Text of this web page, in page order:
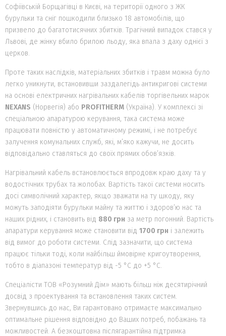
Софіївській Борщагівці в Києві, на території одного з ЖК
бурульки та сніг пошкодили близько 18 автомобілів, що
призвело до багатотисячних збитків. Трагічний випадок стався у
Львові, де жінку вбило брилою льоду, яка впала з даху однієї з
церков.
Проте таких наслідків, матеріальних збитків і травм можна було
легко уникнути, встановивши заздалегідь антикригові системи
на основі електричних нагрівальних кабелів торгівельних марок
NEXANS (Норвегія) або PROFITHERM (Україна). У комплексі зі
спеціальною апаратурою керування, така система може
працювати повністю у автоматичному режимі, і не потребує
залучення комунальних служб, які, м’яко кажучи, не досить
відповідально ставляться до своїх прямих обов’язків.
Нагрівальний кабель встановлюється впродовж краю даху та у
водостічних трубах та жолобах. Вартість такої системи носить
досі символічний характер, якщо зважати на ту шкоду, яку
можуть заподіяти бурульки майну та життю і здоров’ю нас та
наших рідних, і становить від 880 грн за метр погонний. Вартість
апаратури керування може становити від 1700 грн і залежить
від вимог до роботи системи. Слід зазначити, що система
працює тільки тоді, коли найбільш ймовірне кригоутворення,
тобто в діапазоні температур від -5 °С до +5 °С.
Спеціалісти ТОВ «Розумний Дім» мають більш ніж десятирічний
досвід з проектування та встановлення таких систем.
Звернувшись до нас, Ви гарантовано отримаєте максимально
оптимальне рішення відповідно до Ваших потреб, побажань та
можливостей. А безкоштовна післягарантійна підтримка